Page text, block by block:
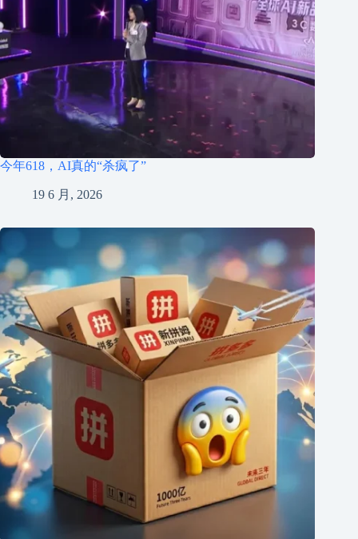
今年618，AI真的“杀疯了”
19 6 月, 2026